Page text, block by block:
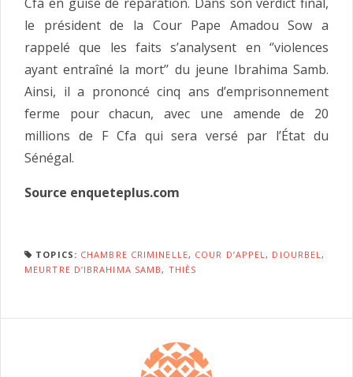
le président de la Cour Pape Amadou Sow a
rappelé que les faits s’analysent en ‘’violences
ayant entraîné la mort’’ du jeune Ibrahima Samb.
Ainsi, il a prononcé cinq ans d’emprisonnement
ferme pour chacun, avec une amende de 20
millions de F Cfa qui sera versé par l’État du
Sénégal.
Source enqueteplus.com
TOPICS: CHAMBRE CRIMINELLE, COUR D’APPEL, DIOURBEL,
MEURTRE D’IBRAHIMA SAMB, THIÈS